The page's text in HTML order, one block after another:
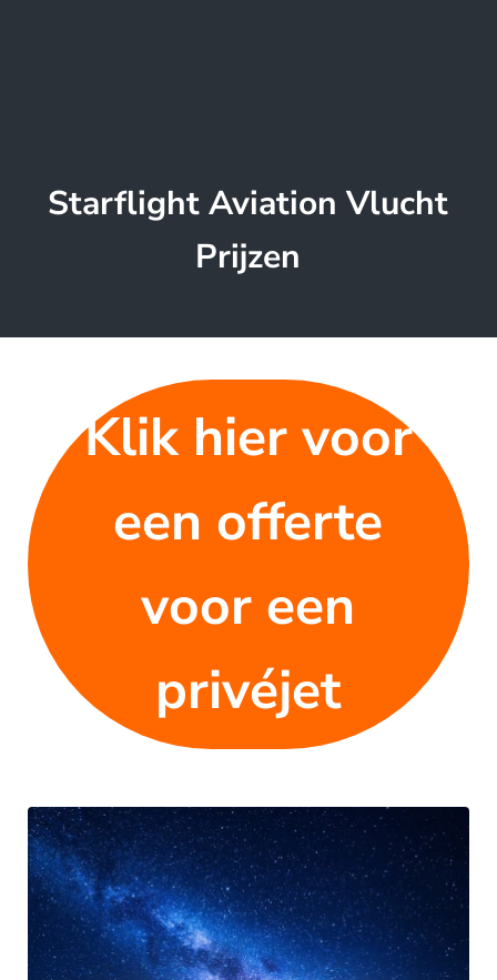
Starflight Aviation Vlucht
Prijzen
Klik hier voor
een offerte
voor een
privéjet